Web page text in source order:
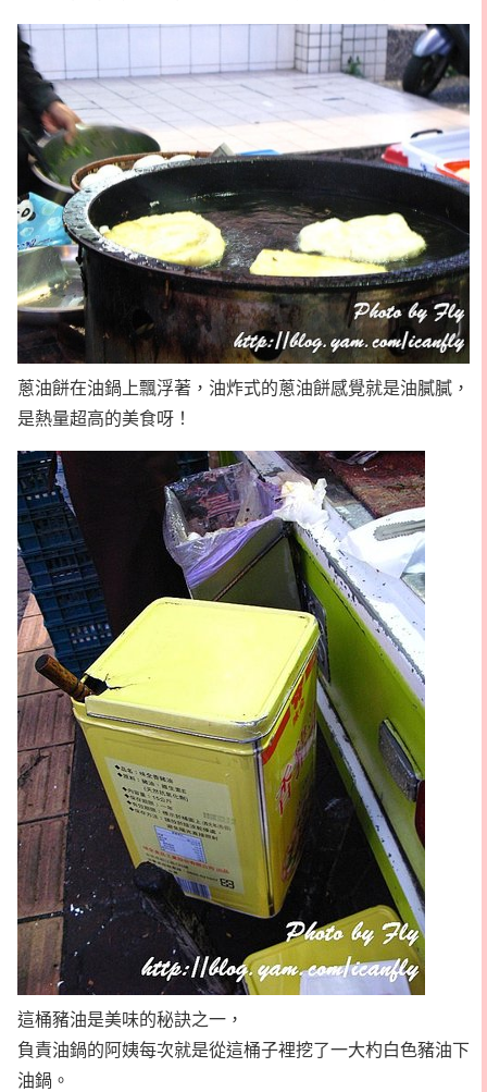
蔥油餅在油鍋上飄浮著，油炸式的蔥油餅感覺就是油膩膩，
是熱量超高的美食呀！
這桶豬油是美味的秘訣之一，
負責油鍋的阿姨每次就是從這桶子裡挖了一大杓白色豬油下
油鍋。